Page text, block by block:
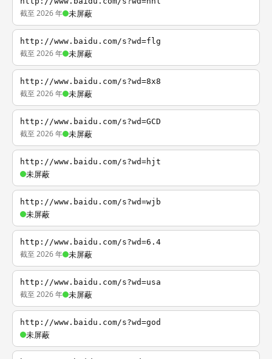
截至 2026 年 未屏蔽
http://www.baidu.com/s?wd=flg
截至 2026 年 未屏蔽
http://www.baidu.com/s?wd=8x8
截至 2026 年 未屏蔽
http://www.baidu.com/s?wd=GCD
截至 2026 年 未屏蔽
http://www.baidu.com/s?wd=hjt
未屏蔽
http://www.baidu.com/s?wd=wjb
未屏蔽
http://www.baidu.com/s?wd=6.4
截至 2026 年 未屏蔽
http://www.baidu.com/s?wd=usa
截至 2026 年 未屏蔽
http://www.baidu.com/s?wd=god
未屏蔽